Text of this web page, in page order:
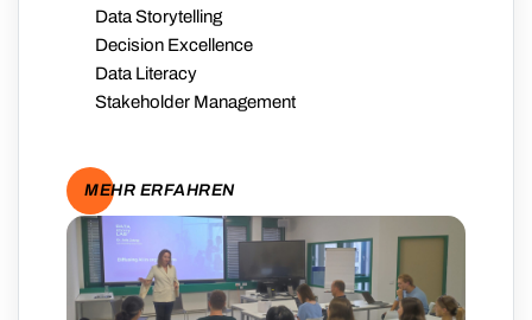
Data Storytelling
Decision Excellence
Data Literacy
Stakeholder Management
MEHR ERFAHREN